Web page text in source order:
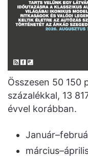
Összesen 50 150
százalékkal, 13
évvel korábban.